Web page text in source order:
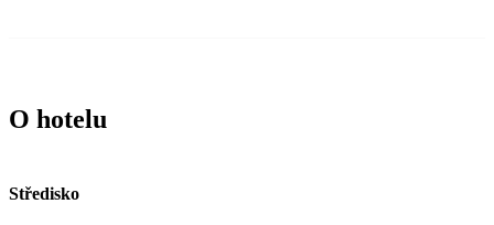
O hotelu
Středisko